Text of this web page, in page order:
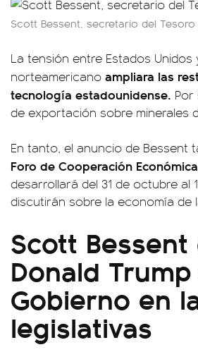
Scott Bessent, secretario del Tesoro
La tensión entre Estados
norteamericano ampliara las
tecnología estadounidense.
de exportación sobre minerales
En tanto, el anuncio de Bessent
Foro de Cooperación
desarrollará del 31 de octubre al
discutirán sobre la economía de
Scott
Donald
Gobierno en
legislativas